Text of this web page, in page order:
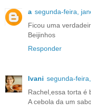
a segunda-feira,
Ficou uma
Beijinhos
Responder
Ivani segunda-
Rachel,essa torta é
A cebola da um